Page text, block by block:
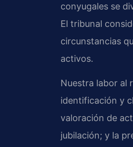
conyugales se
El tribunal
circunstancias
activos.
Nuestra labor al
identificación y
valoración de
jubilación; y la